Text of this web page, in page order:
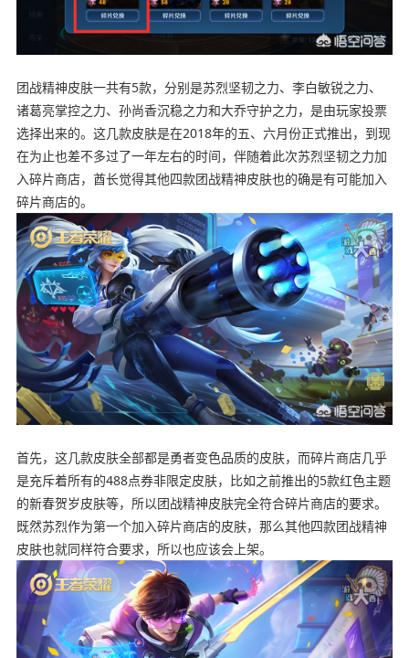
团战精神皮肤一共有5款，分别是苏烈坚韧之力、李白敏锐之力、
诸葛亮掌控之力、孙尚香沉稳之力和大乔守护之力，是由玩家投票
选择出来的。这几款皮肤是在2018年的五、六月份正式推出，到现
在为止也差不多过了一年左右的时间，伴随着此次苏烈坚韧之力加
入碎片商店，酋长觉得其他四款团战精神皮肤也的确是有可能加入
碎片商店的。
首先，这几款皮肤全部都是勇者变色品质的皮肤，而碎片商店几乎
是充斥着所有的488点券非限定皮肤，比如之前推出的5款红色主题
的新春贺岁皮肤等，所以团战精神皮肤完全符合碎片商店的要求。
既然苏烈作为第一个加入碎片商店的皮肤，那么其他四款团战精神
皮肤也就同样符合要求，所以也应该会上架。